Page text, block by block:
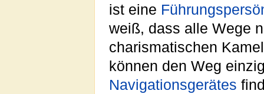
ist eine
weiß, dass alle Wege
charismatischen
können den Weg
Navigationsgerätes